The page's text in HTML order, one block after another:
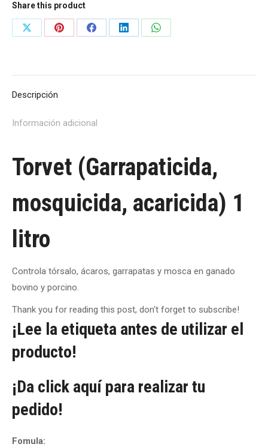
litro
cantidad
Share this product
Share
Share
Share
Share
Share
Descripción
Información adicional
Torvet (Garrapaticida,
mosquicida, acaricida) 1
litro
Controla tórsalo, ácaros, garrapatas y mosca en ganado
bovino y porcino.
Thank you for reading this post, don't forget to subscribe!
¡Lee la etiqueta antes de utilizar el
producto!
¡Da click aquí para realizar tu
pedido!
Fomula: